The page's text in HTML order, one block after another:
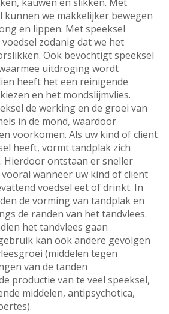
kunnen we makkelijker bewegen
en lippen. Met speeksel
zodanig dat we het
Ook bevochtigt speeksel
uitdroging wordt
heeft het een reinigende
en het mondslijmvlies.
de werking en de groei van
in de mond, waardoor
voorkomen. Als uw kind of cliënt
heeft, vormt tandplak zich
Hierdoor ontstaan er sneller
wanneer uw kind of cliënt
voedsel eet of drinkt. In
de vorming van tandplak en
de randen van het tandvlees.
het tandvlees gaan
kan ook andere gevolgen
(middelen tegen
van de tanden
productie van te veel speeksel,
middelen, antipsychotica,